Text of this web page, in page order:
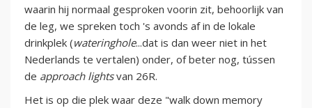
waarin hij normaal gesproken voorin zit, behoorlijk van
de leg, we spreken toch 's avonds af in de lokale
drinkplek (wateringhole...dat is dan weer niet in het
Nederlands te vertalen) onder, of beter nog, tússen
de approach lightsvan 26R.
Het is op die plek waar deze "walk down memory